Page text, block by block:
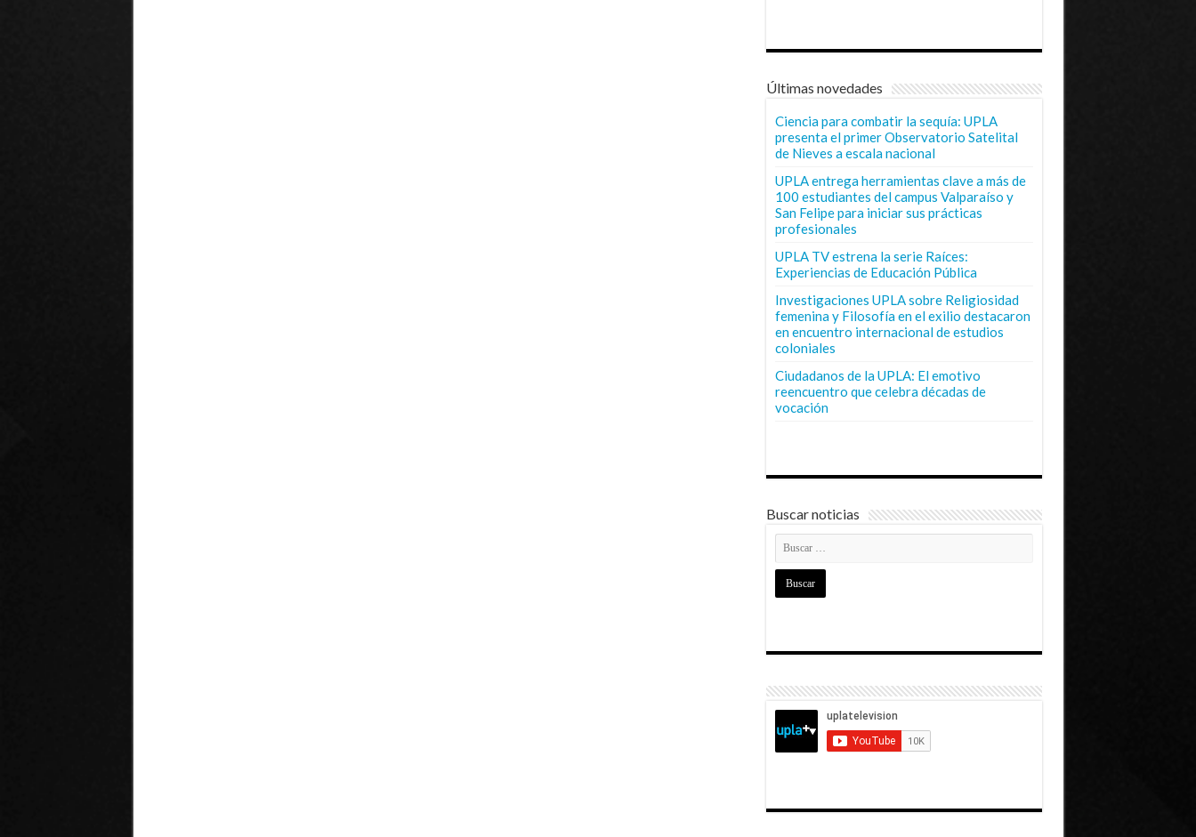
Últimas novedades
Ciencia para combatir la sequía: UPLA
presenta el primer Observatorio Satelital
de Nieves a escala nacional
UPLA entrega herramientas clave a más de
100 estudiantes del campus Valparaíso y
San Felipe para iniciar sus prácticas
profesionales
UPLA TV estrena la serie Raíces:
Experiencias de Educación Pública
Investigaciones UPLA sobre Religiosidad
femenina y Filosofía en el exilio destacaron
en encuentro internacional de estudios
coloniales
Ciudadanos de la UPLA: El emotivo
reencuentro que celebra décadas de
vocación
Buscar noticias